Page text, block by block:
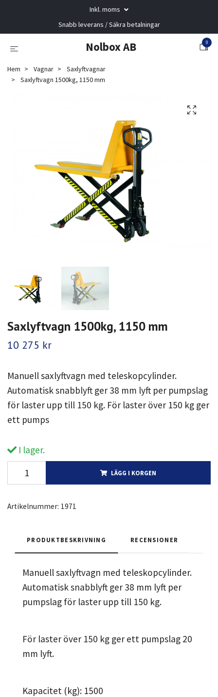
Inkl. moms
Snabb leverans / Säkra betalningar
Nolbox AB 0
Hem Vagnar
Saxlyftvagnar
Saxlyftvagn 1500kg, 1150 mm
Saxlyftvagn 1500kg, 1150 mm
10 275 kr
Manuell saxlyftvagn med teleskopcylinder.
Automatisk snabblyft ger 38 mm lyft per pumpslag
för laster upp till 150 kg. För laster över 150 kg ger
ett pumps
I lager.
LÄGG I KORGEN
Artikelnummer: 1971
PRODUKTBESKRIVNING RECENSIONER
Manuell saxlyftvagn med teleskopcylinder.
Automatisk snabblyft ger 38 mm lyft per
pumpslag för laster upp till 150 kg.
För laster över 150 kg ger ett pumpslag 20
mm lyft.
Kapacitet (kg): 1500